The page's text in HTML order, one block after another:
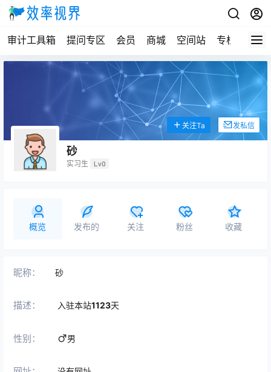
审计工具箱 提问专区 会员 商城 空间站 专栏
砂
实习生 Lv0
关注Ta 发私信
概览 发布的 关注 粉丝 收藏
昵称： 砂
描述： 入驻本站1123天
性别： 男